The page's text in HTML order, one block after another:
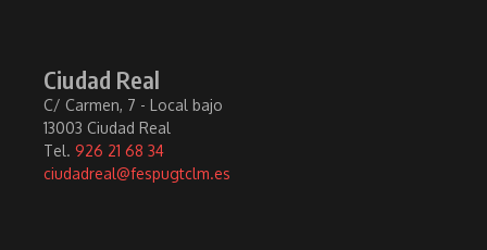
Ciudad Real
C/ Carmen, 7 - Local bajo
13003 Ciudad Real
Tel. 926 21 68 34
ciudadreal@fespugtclm.es